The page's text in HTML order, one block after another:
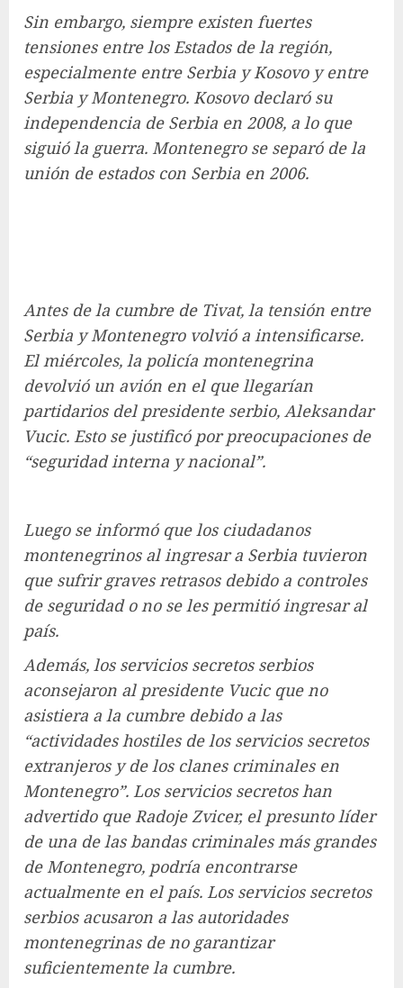
Sin embargo, siempre existen fuertes
tensiones entre los Estados de la región,
especialmente entre Serbia y Kosovo y entre
Serbia y Montenegro. Kosovo declaró su
independencia de Serbia en 2008, a lo que
siguió la guerra. Montenegro se separó de la
unión de estados con Serbia en 2006.
Antes de la cumbre de Tivat, la tensión entre
Serbia y Montenegro volvió a intensificarse.
El miércoles, la policía montenegrina
devolvió un avión en el que llegarían
partidarios del presidente serbio, Aleksandar
Vucic. Esto se justificó por preocupaciones de
“seguridad interna y nacional”.
Luego se informó que los ciudadanos
montenegrinos al ingresar a Serbia tuvieron
que sufrir graves retrasos debido a controles
de seguridad o no se les permitió ingresar al
país.
Además, los servicios secretos serbios
aconsejaron al presidente Vucic que no
asistiera a la cumbre debido a las
“actividades hostiles de los servicios secretos
extranjeros y de los clanes criminales en
Montenegro”. Los servicios secretos han
advertido que Radoje Zvicer, el presunto líder
de una de las bandas criminales más grandes
de Montenegro, podría encontrarse
actualmente en el país. Los servicios secretos
serbios acusaron a las autoridades
montenegrinas de no garantizar
suficientemente la cumbre.